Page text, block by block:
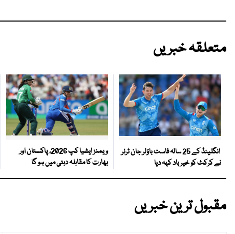
متعلقہ خبریں
انگلینڈ کے 25 سالہ فاسٹ باؤلر جان ٹرنر
نے کرکٹ کو خیر باد کہہ دیا
ویمنز ایشیا کپ 2026، پاکستان اور
بھارت کا مقابلہ دبئی میں ہو گا
مقبول ترین خبریں